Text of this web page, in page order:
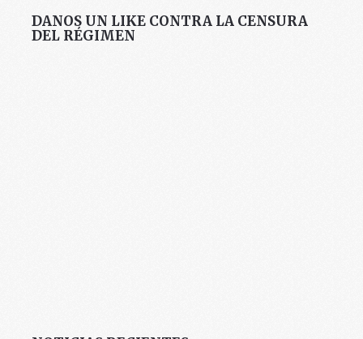
DANOS UN LIKE CONTRA LA CENSURA
DEL RÉGIMEN